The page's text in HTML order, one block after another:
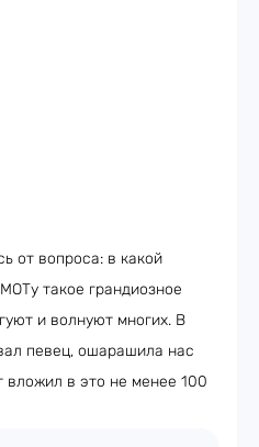
от вопроса: в какой
такое грандиозное
и волнуют многих. В
певец, ошарашила нас
вложил в это не менее 100